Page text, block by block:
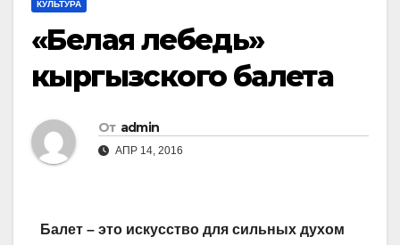
КУЛЬТУРА
«Белая лебедь»
кыргызского балета
От admin
АПР 14, 2016
Балет – это искусство для сильных духом